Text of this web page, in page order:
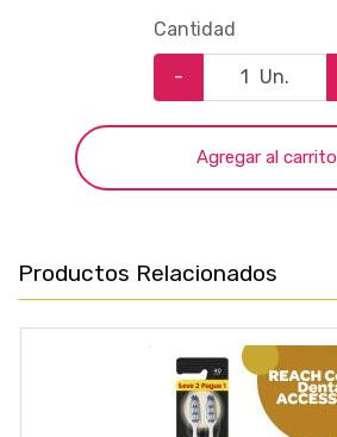
Cantidad
- Un.
Agregar al carrito
Productos Relacionados